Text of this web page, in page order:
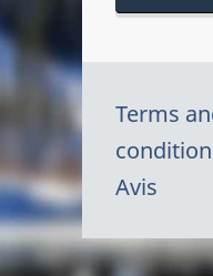
Terms
Avis